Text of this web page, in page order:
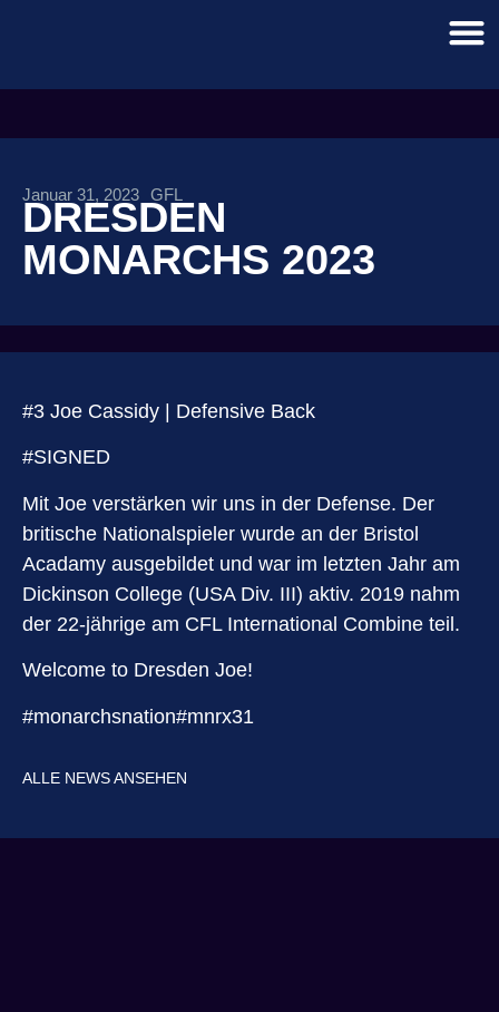
Januar 31, 2023 GFL
DRESDEN
MONARCHS 2023
#3 Joe Cassidy | Defensive Back
#SIGNED
Mit Joe verstärken wir uns in der Defense. Der
britische Nationalspieler wurde an der Bristol
Acadamy ausgebildet und war im letzten Jahr am
Dickinson College (USA Div. III) aktiv. 2019 nahm
der 22-jährige am CFL International Combine teil.
Welcome to Dresden Joe!
#monarchsnation#mnrx31
ALLE NEWS ANSEHEN